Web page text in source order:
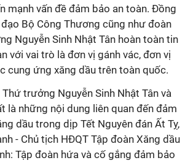
mạnh vấn đề đảm bảo an toàn. Đồng
Bộ Công Thương cũng như đoàn
Nguyễn Sinh Nhật Tân hoàn toàn tin
với vai trò là đơn vị gánh vác, đơn vị
cung ứng xăng dầu trên toàn quốc.
trưởng Nguyễn Sinh Nhật Tân và
là những nội dung liên quan đến đảm
dầu trong dịp Tết Nguyên đán Ất Tỵ,
- Chủ tịch HĐQT Tập đoàn Xăng dầu
Tập đoàn hứa và cố gắng đảm bảo